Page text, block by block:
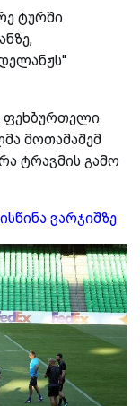
ტურში
ფეხბურთელი
მოთამაშემ
ტრავმის გამო
ვარჯიშზე